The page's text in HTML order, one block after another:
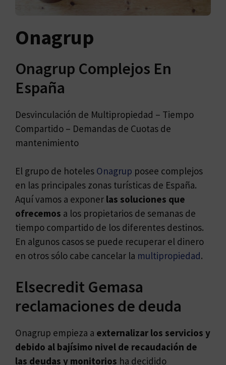
Onagrup
Onagrup Complejos En
España
Desvinculación de Multipropiedad – Tiempo
Compartido – Demandas de Cuotas de
mantenimiento
El grupo de hoteles Onagrup posee complejos
en las principales zonas turísticas de España.
Aquí vamos a exponer las soluciones que
ofrecemos a los propietarios de semanas de
tiempo compartido de los diferentes destinos.
En algunos casos se puede recuperar el dinero
en otros sólo cabe cancelar la multipropiedad.
Elsecredit Gemasa
reclamaciones de deuda
Onagrup empieza a externalizar los servicios y
debido al bajísimo nivel de recaudación de
las deudas y monitorios ha decidido